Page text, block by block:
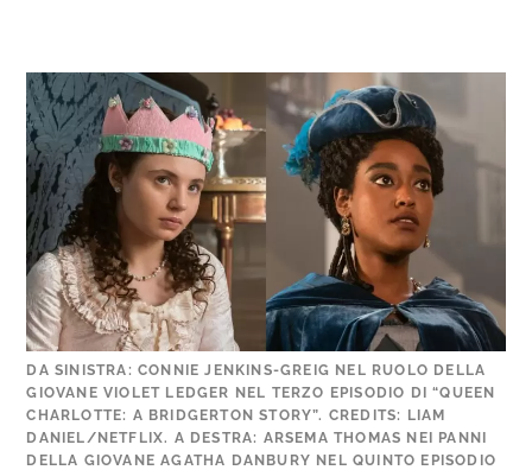
DA SINISTRA: CONNIE JENKINS-GREIG NEL RUOLO DELLA
GIOVANE VIOLET LEDGER NEL TERZO EPISODIO DI “QUEEN
CHARLOTTE: A BRIDGERTON STORY”. CREDITS: LIAM
DANIEL/NETFLIX. A DESTRA: ARSEMA THOMAS NEI PANNI
DELLA GIOVANE AGATHA DANBURY NEL QUINTO EPISODIO